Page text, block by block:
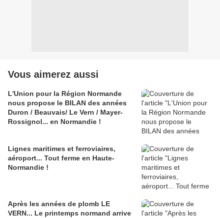
Vous aimerez aussi
L'Union pour la Région Normande
nous propose le BILAN des années
Duron / Beauvais/ Le Vern / Mayer-
Rossignol... en Normandie !
Lignes maritimes et ferroviaires,
aéroport... Tout ferme en Haute-
Normandie !
Après les années de plomb LE
VERN... Le printemps normand arrive